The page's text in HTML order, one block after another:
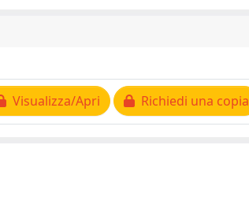
Visualizza/Apri Richiedi una copia